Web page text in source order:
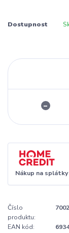
Dostupnost
Nákup na splátky
Číslo
produktu:
EAN kód: